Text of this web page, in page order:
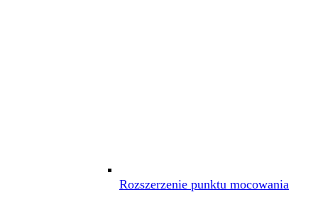
Rozszerzenie punktu mocowania